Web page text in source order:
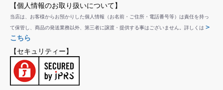
【個人情報のお取り扱いについて】
当店は、お客様からお預かりした個人情報（お名前・ご住所・電話番号等）は責任を持っ
て保管し、商品の発送業務以外、第三者に譲渡・提供する事はございません。詳しくは ＞
こちら
【セキュリティー】